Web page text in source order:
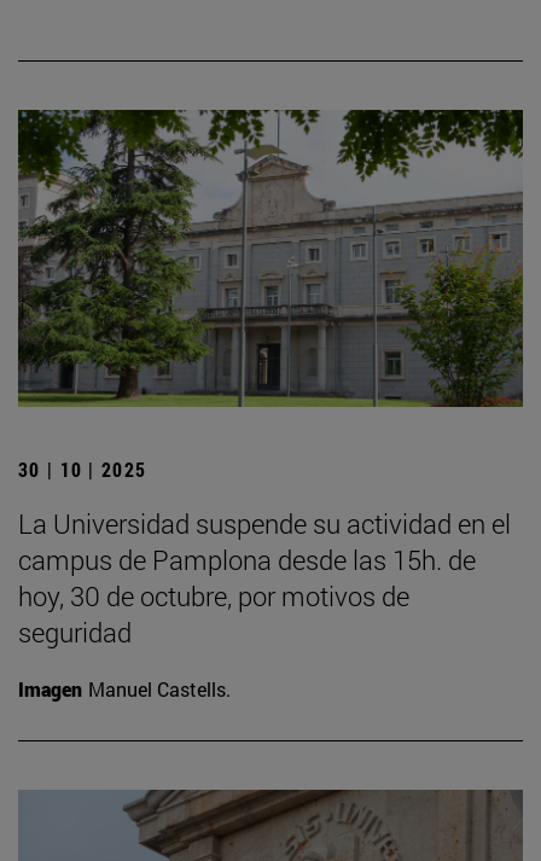
30 | 10 | 2025
La Universidad suspende su actividad en el
campus de Pamplona desde las 15h. de
hoy, 30 de octubre, por motivos de
seguridad
Imagen Manuel Castells.